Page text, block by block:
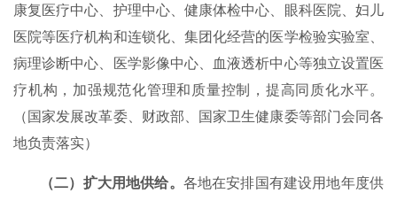
康复医疗中心、护理中心、健康体检中心、眼科医院、妇儿
医院等医疗机构和连锁化、集团化经营的医学检验实验室、
病理诊断中心、医学影像中心、血液透析中心等独立设置医
疗机构，加强规范化管理和质量控制，提高同质化水平。
（国家发展改革委、财政部、国家卫生健康委等部门会同各
地负责落实）
（二）扩大用地供给。 各地在安排国有建设用地年度供